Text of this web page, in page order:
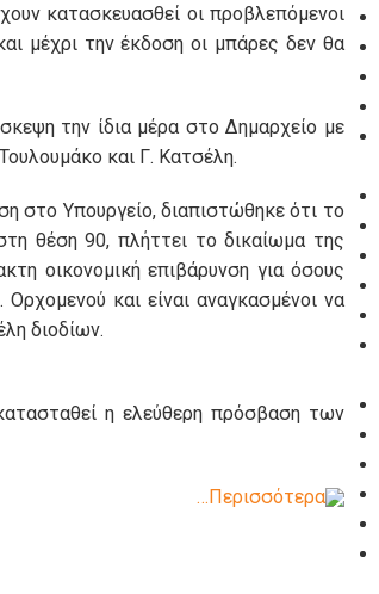
κατασκευασθεί οι προβλεπόμενοι
μέχρι την έκδοση οι μπάρες δεν θα
την ίδια μέρα στο Δημαρχείο με
και Γ. Κατσέλη.
στο Υπουργείο, διαπιστώθηκε ότι το
θέση 90, πλήττει το δικαίωμα της
οικονομική επιβάρυνση για όσους
και είναι αναγκασμένοι να
διοδίων.
η ελεύθερη πρόσβαση των
…Περισσότερα